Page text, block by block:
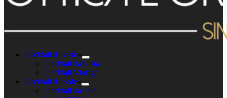
Occhiali da vista
Occhiali da Vista
Occhiali Vintage
Occhiali da Sole
Occhiali da sole